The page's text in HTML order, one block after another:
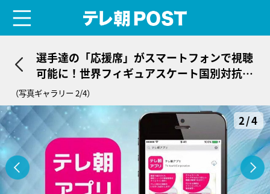
選手達の「応援席」がスマートフォンで視聴
可能に！世界フィギュアスケート国別対抗戦
で画期的施策！
（写真ギャラリー 2/4）
2/4